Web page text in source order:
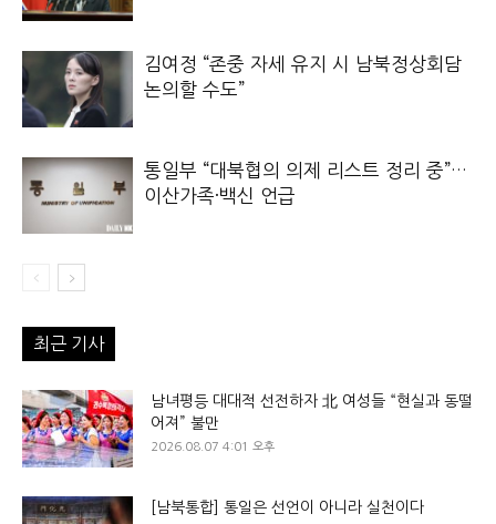
김여정 “존중 자세 유지 시 남북정상회담
논의할 수도”
통일부 “대북협의 의제 리스트 정리 중”…
이산가족·백신 언급
최근 기사
남녀평등 대대적 선전하자 北 여성들 “현실과 동떨
어져” 불만
2026.08.07 4:01 오후
[남북통합] 통일은 선언이 아니라 실천이다